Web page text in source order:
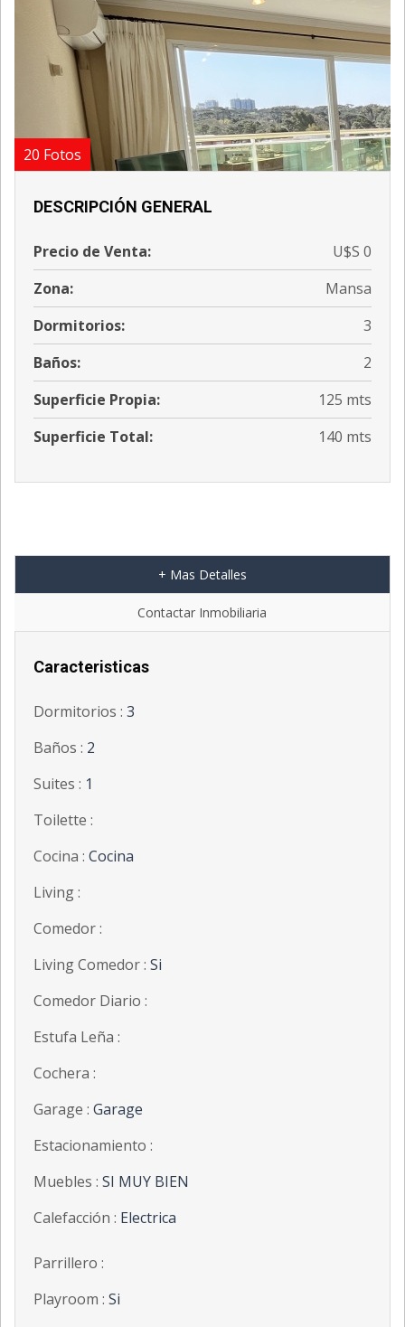
';
20 Fotos
DESCRIPCIÓN GENERAL
Precio de Venta:
U$S 0
Zona:
Mansa
Dormitorios:
3
Baños:
2
Superficie Propia:
125 mts
Superficie Total:
140 mts
+ Mas Detalles
Contactar Inmobiliaria
Caracteristicas
Dormitorios : 3
Baños : 2
Suites : 1
Toilette :
Cocina : Cocina
Living :
Comedor :
Living Comedor : Si
Comedor Diario :
Estufa Leña :
Cochera :
Garage : Garage
Estacionamiento :
Muebles : SI MUY BIEN
Calefacción : Electrica
Parrillero :
Playroom : Si